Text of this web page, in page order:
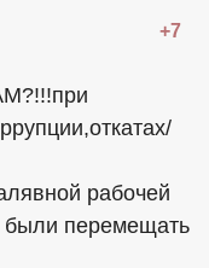
+7
рабочей
были перемещать